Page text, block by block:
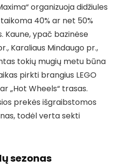
organizuoja didžiules
40% ar net 50%
Kaune, ypač bazinėse
Karaliaus Mindaugo pr.,
tokių mugių metu būna
pirkti brangius LEGO
„Hot Wheels“ trasas.
prekės išgraibstomos
todėl verta sekti
sezonas